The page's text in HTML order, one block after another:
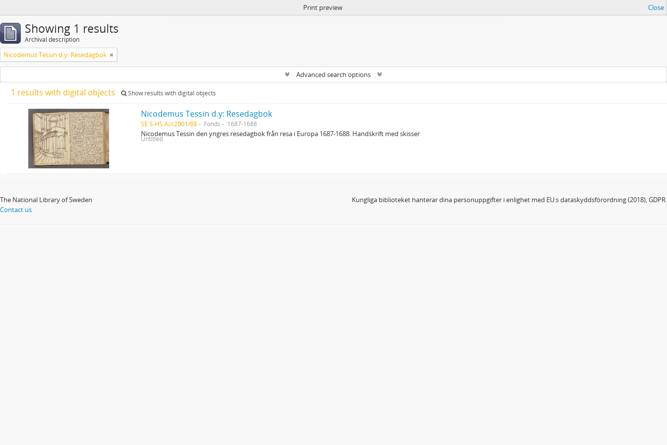
Print preview Close
Showing 1 results
Archival description
Nicodemus Tessin d.y: Resedagbok
Advanced search options
1 results with digital objects Show results with digital objects
Nicodemus Tessin d.y: Resedagbok
SE S-HS Acc2001/88 Fonds 1687-1688
Nicodemus Tessin den yngres resedagbok från resa i Europa 1687-1688. Handskrift med skisser
Untitled
The National Library of Sweden
Contact us
Kungliga biblioteket hanterar dina personuppgifter i enlighet med EU:s dataskyddsförordning (2018), GDPR.